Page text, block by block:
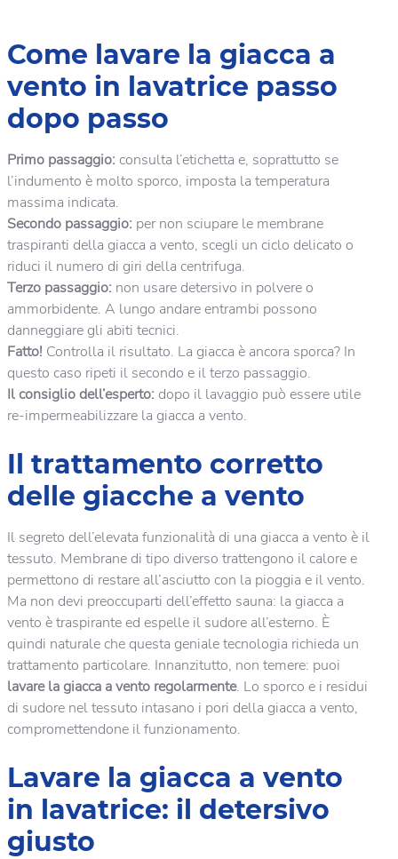
Come lavare la giacca a
vento in lavatrice passo
dopo passo
Primo passaggio: consulta l’etichetta e, soprattutto se
l’indumento è molto sporco, imposta la temperatura
massima indicata.
Secondo passaggio: per non sciupare le membrane
traspiranti della giacca a vento, scegli un ciclo delicato o
riduci il numero di giri della centrifuga.
Terzo passaggio: non usare detersivo in polvere o
ammorbidente. A lungo andare entrambi possono
danneggiare gli abiti tecnici.
Fatto! Controlla il risultato. La giacca è ancora sporca? In
questo caso ripeti il secondo e il terzo passaggio.
Il consiglio dell’esperto: dopo il lavaggio può essere utile
re-impermeabilizzare la giacca a vento.
Il trattamento corretto
delle giacche a vento
Il segreto dell’elevata funzionalità di una giacca a vento è il
tessuto. Membrane di tipo diverso trattengono il calore e
permettono di restare all’asciutto con la pioggia e il vento.
Ma non devi preoccuparti dell’effetto sauna: la giacca a
vento è traspirante ed espelle il sudore all’esterno. È
quindi naturale che questa geniale tecnologia richieda un
trattamento particolare. Innanzitutto, non temere: puoi
lavare la giacca a vento regolarmente. Lo sporco e i residui
di sudore nel tessuto intasano i pori della giacca a vento,
compromettendone il funzionamento.
Lavare la giacca a vento
in lavatrice: il detersivo
giusto